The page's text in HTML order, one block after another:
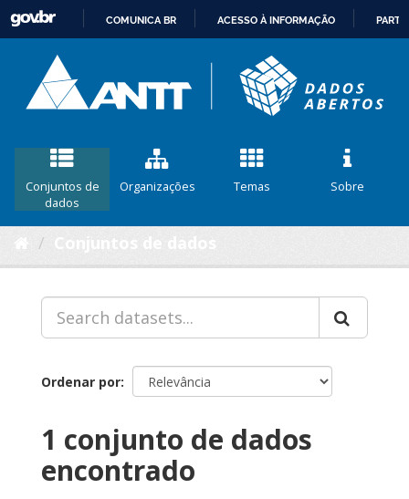
CONTEÚDO
COMUNICA BR ACESSO À INFORMAÇÃO
Conjuntos de
dados
Organizações Temas Sobre
Ordenar por
1 conjunto de dados
encontrado